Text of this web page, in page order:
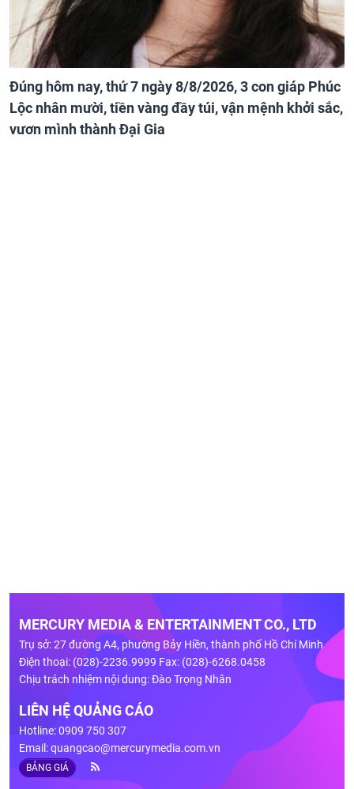
Đúng hôm nay, thứ 7 ngày 8/8/2026, 3 con giáp Phúc
Lộc nhân mười, tiền vàng đầy túi, vận mệnh khởi sắc,
vươn mình thành Đại Gia
MERCURY MEDIA & ENTERTAINMENT CO., LTD
Trụ sở: 27 đường A4, phường Bảy Hiền, thành phố Hồ Chí Minh
Điện thoại: (028)-2236.9999 Fax: (028)-6268.0458
Chịu trách nhiệm nội dung: Đào Trọng Nhân
LIÊN HỆ QUẢNG CÁO
Hotline: 0909 750 307
Email:quangcao@mercurymedia.com.vn
BẢNG GIÁ